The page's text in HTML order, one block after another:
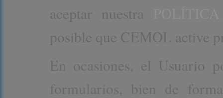
aceptar nuestra
posible que CEMOL active
En ocasiones, el Usuario
formularios, bien de